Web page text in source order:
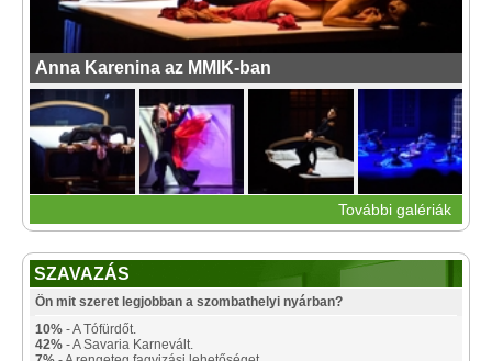
Anna Karenina az MMIK-ban
További galériák
SZAVAZÁS
Ön mit szeret legjobban a szombathelyi nyárban?
10% - A Tófürdőt.
42% - A Savaria Karnevált.